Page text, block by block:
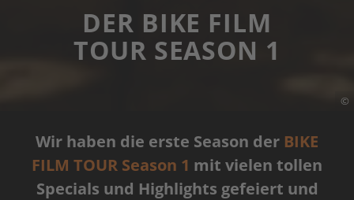
©
DER BIKE FILM
TOUR SEASON 1
Wir haben die erste Season der BIKE
FILM TOUR Season 1 mit vielen tollen
Specials und Highlights gefeiert und